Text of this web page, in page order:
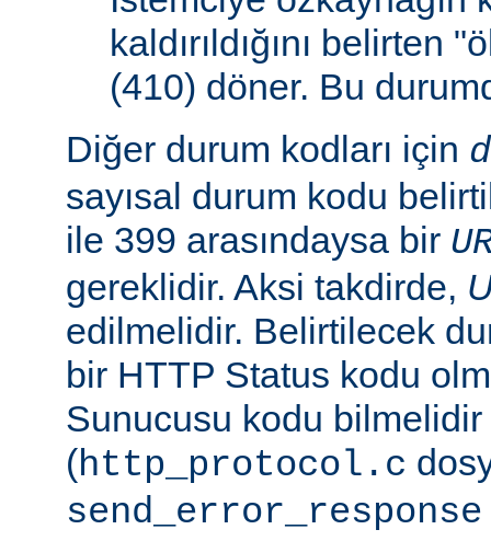
kaldırıldığını belirten
(410) döner. Bu
Diğer durum kodları için
sayısal durum kodu
ile 399 arasındaysa bir
gereklidir. Aksi takdirde,
edilmelidir. Belirtilecek
bir HTTP Status kodu
Sunucusu kodu bilmelidir
(http_protocol.c
send_error_response